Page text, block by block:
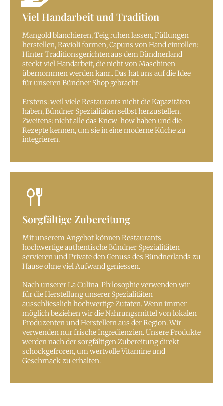
Viel Handarbeit und Tradition
Mangold blanchieren, Teig ruhen lassen, Füllungen
herstellen, Ravioli formen, Capuns von Hand einrollen:
Hinter Traditionsgerichten aus dem Bündnerland
steckt viel Handarbeit, die nicht von Maschinen
übernommen werden kann. Das hat uns auf die Idee
für unseren Bündner Shop gebracht:
Erstens: weil viele Restaurants nicht die Kapazitäten
haben, Bündner Spezialitäten selbst herzustellen.
Zweitens: nicht alle das Know-how haben und die
Rezepte kennen, um sie in eine moderne Küche zu
integrieren.
Sorgfältige Zubereitung
Mit unserem Angebot können Restaurants
hochwertige authentische Bündner Spezialitäten
servieren und Private den Genuss des Bündnerlands zu
Hause ohne viel Aufwand geniessen.
Nach unserer La Culina-Philosophie verwenden wir
für die Herstellung unserer Spezialitäten
ausschliesslich hochwertige Zutaten. Wenn immer
möglich beziehen wir die Nahrungsmittel von lokalen
Produzenten und Herstellern aus der Region. Wir
verwenden nur frische Ingredienzien. Unsere Produkte
werden nach der sorgfältigen Zubereitung direkt
schockgefroren, um wertvolle Vitamine und
Geschmack zu erhalten.